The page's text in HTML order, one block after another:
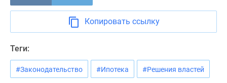
Студии
калькулятор
недвижимости
Новостройки
Ленинградской
Копировать ссылку
Теги:
#Законодательство #Ипотека #Решения властей